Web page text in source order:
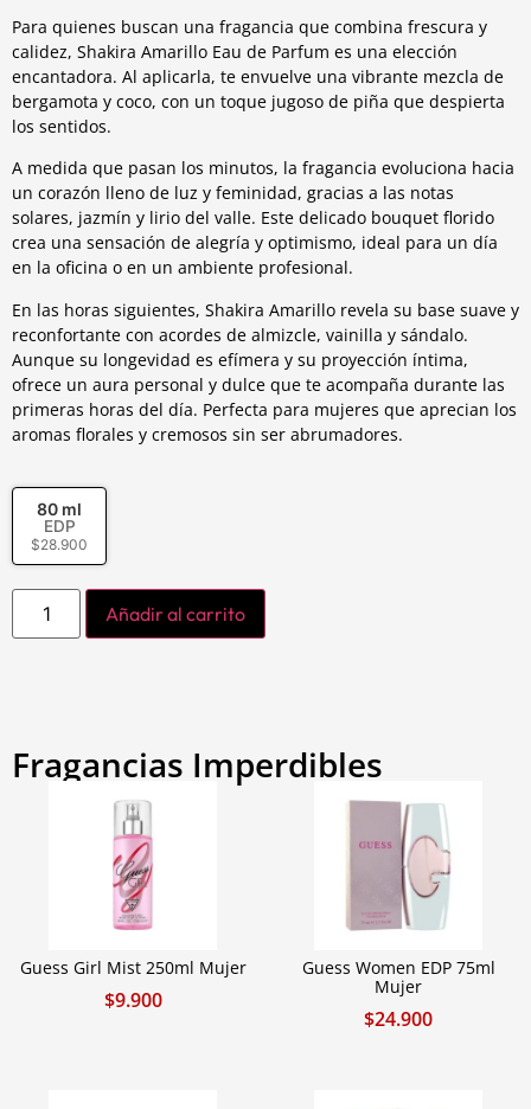
Para quienes buscan una fragancia que combina frescura y
calidez, Shakira Amarillo Eau de Parfum es una elección
encantadora. Al aplicarla, te envuelve una vibrante mezcla de
bergamota y coco, con un toque jugoso de piña que despierta
los sentidos.
A medida que pasan los minutos, la fragancia evoluciona hacia
un corazón lleno de luz y feminidad, gracias a las notas
solares, jazmín y lirio del valle. Este delicado bouquet florido
crea una sensación de alegría y optimismo, ideal para un día
en la oficina o en un ambiente profesional.
En las horas siguientes, Shakira Amarillo revela su base suave y
reconfortante con acordes de almizcle, vainilla y sándalo.
Aunque su longevidad es efímera y su proyección íntima,
ofrece un aura personal y dulce que te acompaña durante las
primeras horas del día. Perfecta para mujeres que aprecian los
aromas florales y cremosos sin ser abrumadores.
80 ml
EDP
$28.900
Añadir al carrito
Fragancias Imperdibles
Guess Girl Mist 250ml Mujer
$9.900
Guess Women EDP 75ml
Mujer
$24.900